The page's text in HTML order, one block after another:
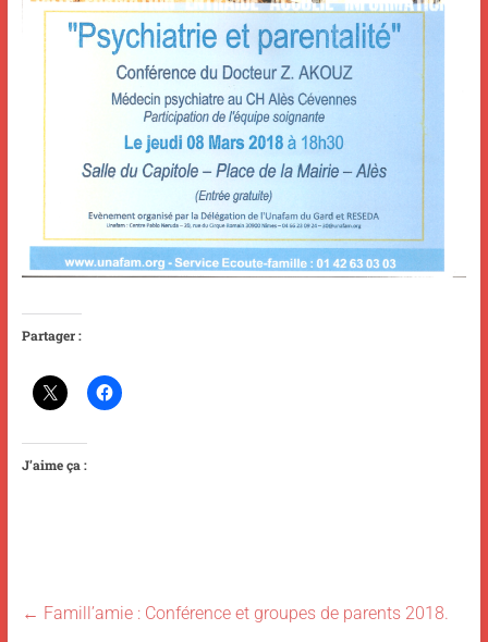
Partager :
J’aime ça :
← Famill’amie : Conférence et groupes de parents 2018.